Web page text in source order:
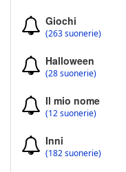
Giochi
(263 suonerie)
Halloween
(28 suonerie)
Il mio nome
(12 suonerie)
Inni
(182 suonerie)